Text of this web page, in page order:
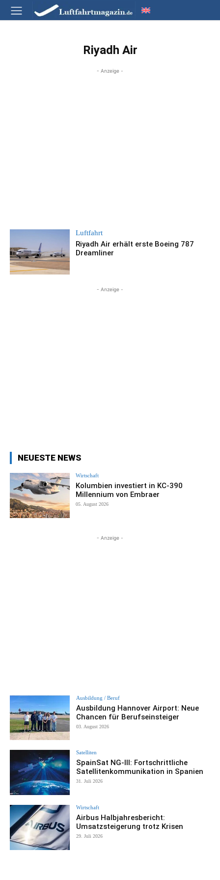
Riyadh Air
- Anzeige -
Luftfahrt
Riyadh Air erhält erste Boeing 787
Dreamliner
- Anzeige -
NEUESTE NEWS
Wirtschaft
Kolumbien investiert in KC-390
Millennium von Embraer
05. August 2026
- Anzeige -
Ausbildung / Beruf
Ausbildung Hannover Airport: Neue
Chancen für Berufseinsteiger
03. August 2026
Satelliten
SpainSat NG-III: Fortschrittliche
Satellitenkommunikation in Spanien
31. Juli 2026
Wirtschaft
Airbus Halbjahresbericht:
Umsatzsteigerung trotz Krisen
29. Juli 2026